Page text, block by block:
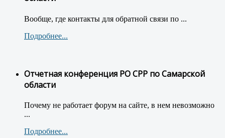
Вообще, где контакты для обратной связи по ...
Подробнее...
Отчетная конференция РО СРР по Самарской
области
Почему не работает форум на сайте, в нем невозможно
...
Подробнее...